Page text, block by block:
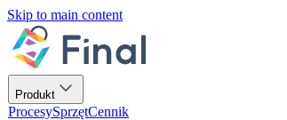
Skip to main content
Produkt
ProcesySprzętCennik